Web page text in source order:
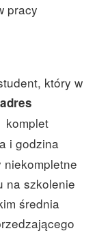
pracy
który w
komplet
i godzina
niekompletne
na szkolenie
średnia